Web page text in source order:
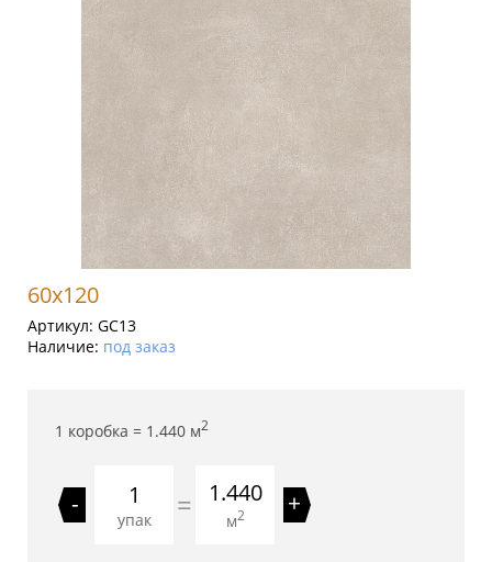
60x120
Артикул: GC13
Наличие: под заказ
1 коробка = 1.440 м2
-
упак = 1.440
м2 +